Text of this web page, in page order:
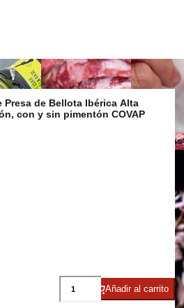
Mantequillas
Presa de Bellota Ibérica Alta
con y sin pimentón COVAP
Añadir al carrito